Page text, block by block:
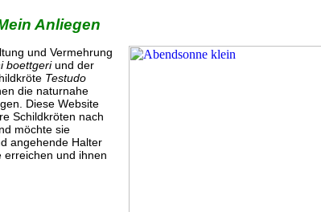
Anliegen
und Vermehrung
boettgeriund der
Testudo
die naturnahe
Diese Website
Schildkröten nach
möchte sie
angehende Halter
erreichen und ihnen